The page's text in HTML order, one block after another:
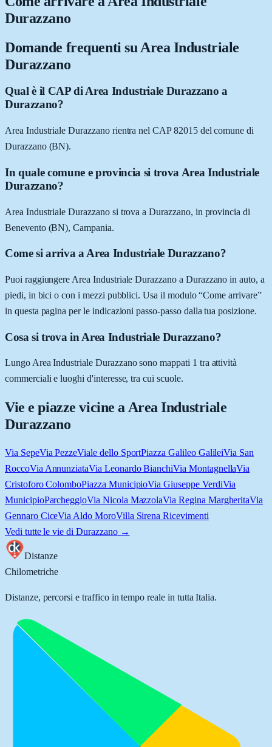
Durazzano
Domande frequenti su Area Industriale
Durazzano
Qual è il CAP di Area Industriale Durazzano a
Durazzano?
Area Industriale Durazzano rientra nel CAP 82015 del comune di
Durazzano (BN).
In quale comune e provincia si trova Area Industriale
Durazzano?
Area Industriale Durazzano si trova a Durazzano, in provincia di
Benevento (BN), Campania.
Come si arriva a Area Industriale Durazzano?
Puoi raggiungere Area Industriale Durazzano a Durazzano in auto, a
piedi, in bici o con i mezzi pubblici. Usa il modulo “Come arrivare”
in questa pagina per le indicazioni passo-passo dalla tua posizione.
Cosa si trova in Area Industriale Durazzano?
Lungo Area Industriale Durazzano sono mappati 1 tra attività
commerciali e luoghi d'interesse, tra cui scuole.
Vie e piazze vicine aArea Industriale
Durazzano
Via SepeVia PezzeViale dello SportPiazza Galileo GalileiVia San
RoccoVia AnnunziataVia Leonardo BianchiVia MontagnellaVia
Cristoforo ColomboPiazza MunicipioVia Giuseppe VerdiVia
MunicipioParcheggioVia Nicola MazzolaVia Regina MargheritaVia
Gennaro CiceVia Aldo MoroVilla Sirena Ricevimenti
Vedi tutte le vie di Durazzano→
Distanze
Chilometriche
Distanze, percorsi e traffico in tempo reale in tutta Italia.